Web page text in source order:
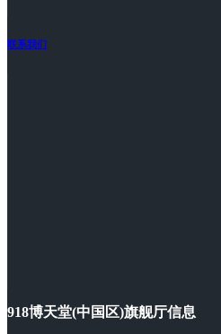
联系我们
918博天堂(中国区)旗舰厅信息